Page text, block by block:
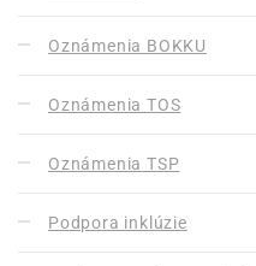
Oznámenia BOKKU
Oznámenia TOS
Oznámenia TSP
Podpora inklúzie